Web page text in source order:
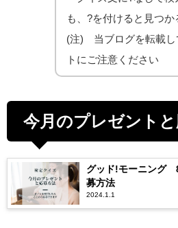
も、?を付けると見つか
(注) 当ブログを転載し
トにご注意ください
今月のプレゼント
グッド!モーニング
募方法
2024.1.1